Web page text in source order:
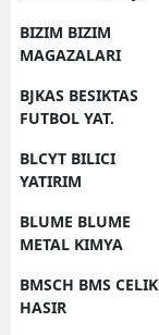
BIZIM BIZIM
MAGAZALARI
BJKAS BESIKTAS
FUTBOL YAT.
BLCYT BILICI
YATIRIM
BLUME BLUME
METAL KIMYA
BMSCH BMS CELIK
HASIR